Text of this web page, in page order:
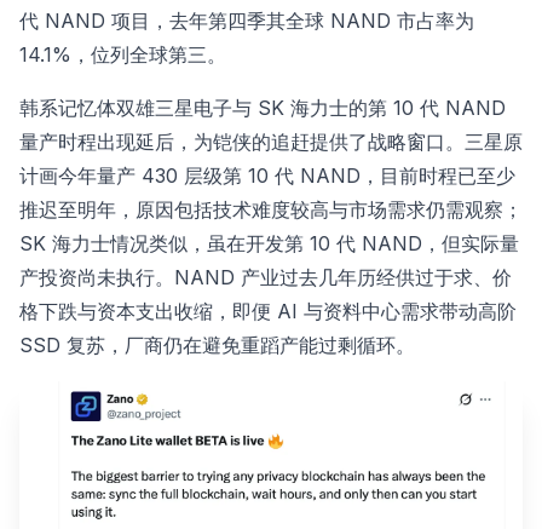
代 NAND 项目，去年第四季其全球 NAND 市占率为
14.1%，位列全球第三。
韩系记忆体双雄三星电子与 SK 海力士的第 10 代 NAND
量产时程出现延后，为铠侠的追赶提供了战略窗口。三星原
计画今年量产 430 层级第 10 代 NAND，目前时程已至少
推迟至明年，原因包括技术难度较高与市场需求仍需观察；
SK 海力士情况类似，虽在开发第 10 代 NAND，但实际量
产投资尚未执行。NAND 产业过去几年历经供过于求、价
格下跌与资本支出收缩，即便 AI 与资料中心需求带动高阶
SSD 复苏，厂商仍在避免重蹈产能过剩循环。